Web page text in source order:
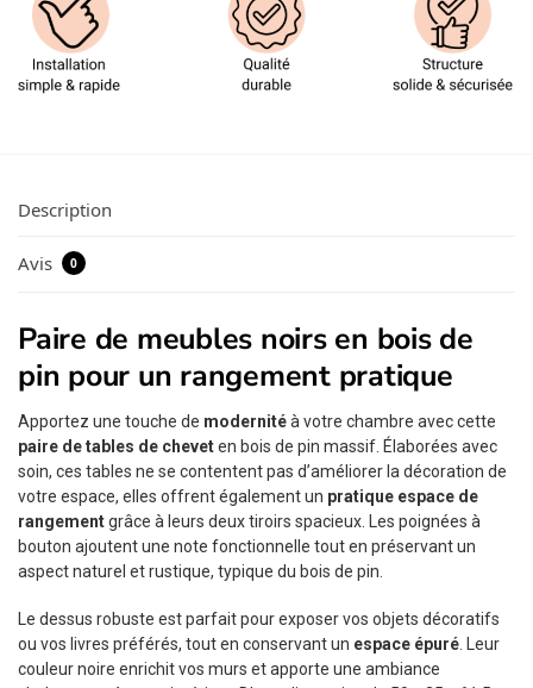
Description
Avis 0
Paire de meubles noirs en bois de
pin pour un rangement pratique
Apportez une touche de modernitéà votre chambre avec cette
paire de tables de cheveten bois de pin massif. Élaborées avec
soin, ces tables ne se contentent pas d’améliorer la décoration de
votre espace, elles offrent également un pratique espace de
rangementgrâce à leurs deux tiroirs spacieux. Les poignées à
bouton ajoutent une note fonctionnelle tout en préservant un
aspect naturel et rustique, typique du bois de pin.
Le dessus robuste est parfait pour exposer vos objets décoratifs
ou vos livres préférés, tout en conservant un espace épuré . Leur
couleur noire enrichit vos murs et apporte une ambiance